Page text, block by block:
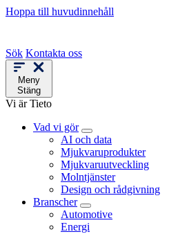
Hoppa till huvudinnehåll
Sök Kontakta oss
Meny
Stäng
Vi är Tieto
Vad vi gör
AI och data
Mjukvaruprodukter
Mjukvaruutveckling
Molntjänster
Design och rådgivning
Branscher
Automotive
Energi